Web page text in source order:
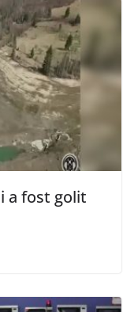
a fost golit